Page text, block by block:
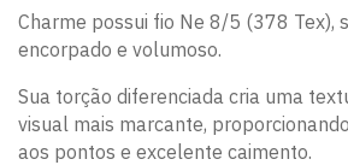
Charme possui fio Ne 8/5 (378 Tex),
encorpado e volumoso.
Sua torção diferenciada cria uma
visual mais marcante,
aos pontos e excelente caimento.